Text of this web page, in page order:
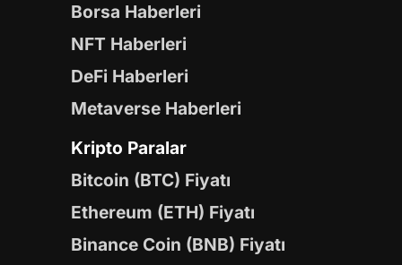
Borsa Haberleri
NFT Haberleri
DeFi Haberleri
Metaverse Haberleri
Kripto Paralar
Bitcoin (BTC) Fiyatı
Ethereum (ETH) Fiyatı
Binance Coin (BNB) Fiyatı